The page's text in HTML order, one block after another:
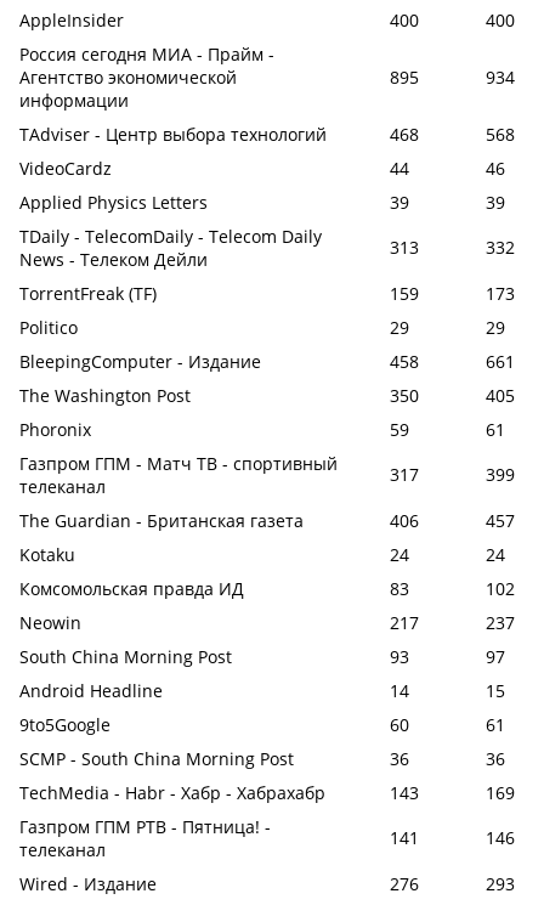
AppleInsider
400
400
Россия сегодня МИА - Прайм -
Агентство экономической
информации
895 934
TAdviser - Центр выбора технологий 468
568
VideoCardz
44
46
Applied Physics Letters
39
39
TDaily - TelecomDaily - Telecom Daily
News - Телеком Дейли
313
332
TorrentFreak (TF)
159
173
Politico
29
29
BleepingComputer - Издание
458
661
The Washington Post
350
405
Phoronix
59
61
Газпром ГПМ - Матч ТВ - спортивный
телеканал
317
399
The Guardian - Британская газета
406
457
Kotaku
24
24
Комсомольская правда ИД
83
102
Neowin
217
237
South China Morning Post
93
97
Android Headline
14
15
9to5Google
60
61
SCMP - South China Morning Post
36
36
TechMedia - Habr - Хабр - Хабрахабр
143
169
Газпром ГПМ РТВ - Пятница! -
телеканал
141
146
Wired - Издание
276
293